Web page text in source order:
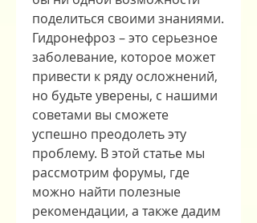
поделиться своими знаниями.
Гидронефроз – это серьезное
заболевание, которое может
привести к ряду осложнений,
но будьте уверены, с нашими
советами вы сможете
успешно преодолеть эту
проблему. В этой статье мы
рассмотрим форумы, где
можно найти полезные
рекомендации, а также дадим